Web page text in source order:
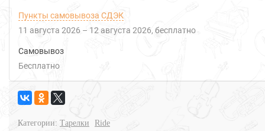
Пункты самовывоза СДЭК
11 августа 2026 – 12 августа 2026 Бесплатно
Самовывоз
Бесплатно
Категории: Тарелки Ride